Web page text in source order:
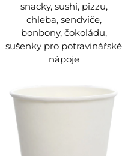
snacky, sushi, pizzu,
chleba, sendviče,
bonbony, čokoládu,
sušenky pro potravinářské
nápoje